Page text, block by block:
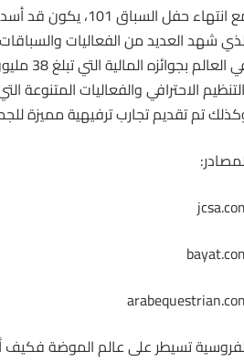
شهد العديد من الفعاليات
الاحترافي والفعاليات المتنوعة
تم تقديم تجارب ترفيهية مميزة
تسيطر على عالم الموضة